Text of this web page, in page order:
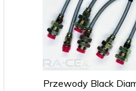
Przewody Black